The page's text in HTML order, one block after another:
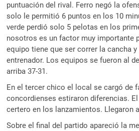
puntuación del rival. Ferro negó la
solo le permitió 6 puntos en los 10
verde perdió solo 5 pelotas en los
nosotros es un factor muy importante
equipo tiene que ser correr la cancha
entrenador. Los equipos se fueron al
arriba 37-31.
En el tercer chico el local se cargó de
concordienses estiraron diferencias.
certero en los lanzamientos. Llegaron
Sobre el final del partido apareció la